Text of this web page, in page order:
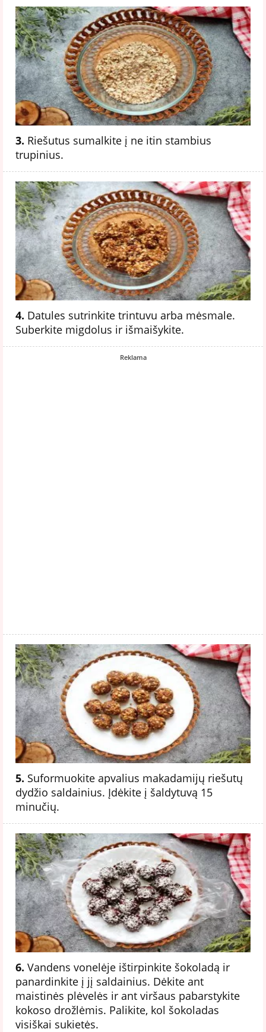
3. Riešutus sumalkite į ne itin stambius
trupinius.
4. Datules sutrinkite trintuvu arba mėsmale.
Suberkite migdolus ir išmaišykite.
Reklama
5. Suformuokite apvalius makadamijų riešutų
dydžio saldainius. Įdėkite į šaldytuvą 15
minučių.
6. Vandens vonelėje ištirpinkite šokoladą ir
panardinkite į jį saldainius. Dėkite ant
maistinės plėvelės ir ant viršaus pabarstykite
kokoso drožlėmis. Palikite, kol šokoladas
visiškai sukietės.